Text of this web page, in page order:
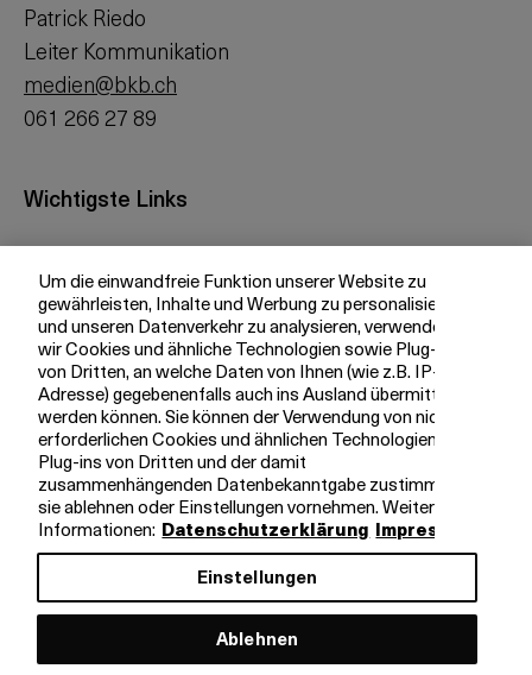
Patrick Riedo
Leiter Kommunikation
medien@bkb.ch
061 266 27 89
Wichtigste Links
Investor Relations
Medien
bkb.ch
Ihre BKB
Magazin
Jobs
Engagement
Nachhaltigkeit
Apps
Um die einwandfreie Funktion unserer Website zu
gewährleisten, Inhalte und Werbung zu personalisieren
und unseren Datenverkehr zu analysieren, verwenden
wir Cookies und ähnliche Technologien sowie Plug-ins
von Dritten, an welche Daten von Ihnen (wie z.B. IP-
Adresse) gegebenenfalls auch ins Ausland übermittelt
werden können. Sie können der Verwendung von nicht
erforderlichen Cookies und ähnlichen Technologien,
Plug-ins von Dritten und der damit
zusammenhängenden Datenbekanntgabe zustimmen,
sie ablehnen oder Einstellungen vornehmen. Weitere
Informationen: Datenschutzerklärung Impressum
Einstellungen
Ablehnen